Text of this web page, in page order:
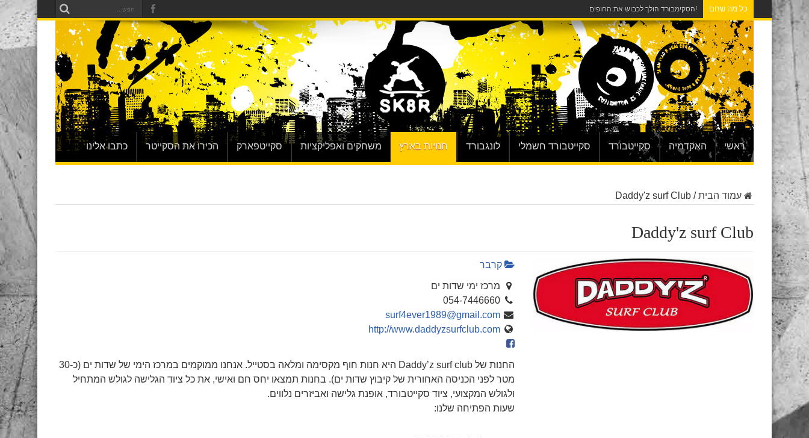
כל מה שחם !הסקימבורד הולך לכבוש את החופים
ראשי האקדמיה סקייטבורד סקייטבורד חשמלי לונגבורד חנויות בארץ משחקים ואפליקציות סקייטפארק הכירו את הסקייטר כתבו אלינו
עמוד הבית/
Daddy'z surf Club
Daddy'z surf Club
קרבר
מרכז ימי שדות ים
054-7446660
surf4ever1989@gmail.com
http://www.daddyzsurfclub.com
החנות של Daddy’z surf club היא חנות חוף מקסימה ומלאה בסטייל. אנחנו ממוקמים במרכז הימי של שדות ים (כ-30
מטר לפני הכניסה האחורית של קיבוץ שדות ים). בחנות תמצאו יחס חם ואישי, את כל ציוד הגלישה לגולש המתחיל
ולגולש המקצועי, ציוד סקייטבורד, אופנת גלישה ואביזרים נלווים.
שעות הפתיחה שלנו: